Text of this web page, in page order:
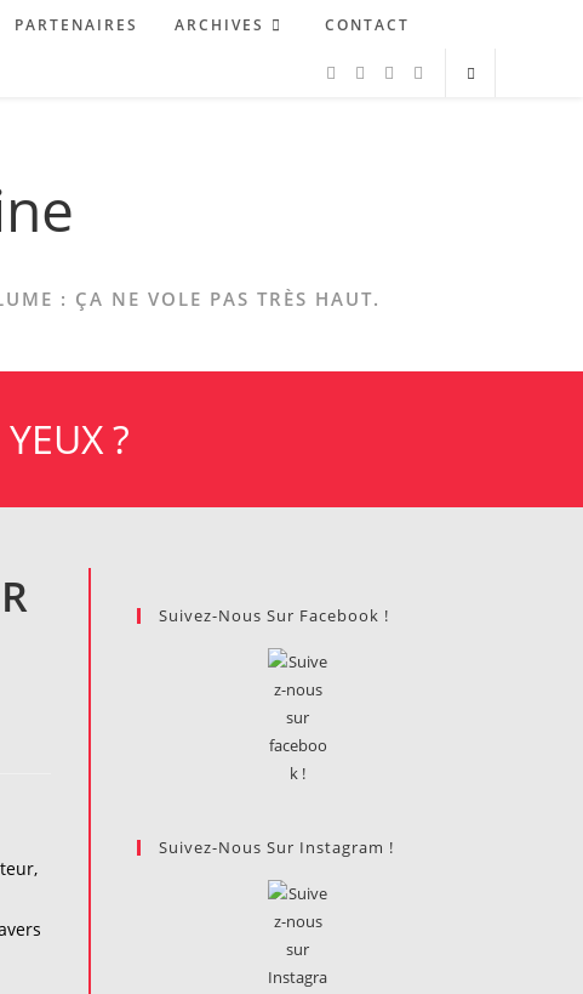
PARTENAIRES ARCHIVES CONTACT
: ÇA NE VOLE PAS TRÈS HAUT.
?
Suivez-Nous Sur Facebook !
Suivez-Nous Sur Instagram !